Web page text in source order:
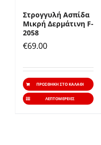
Στρογγυλή Ασπίδα
Μικρή Δερμάτινη F-
2058
€69.00
ΠΡΟΣΘΉΚΗ ΣΤΟ ΚΑΛΆΘΙ
ΛΕΠΤΟΜΈΡΕΙΕΣ